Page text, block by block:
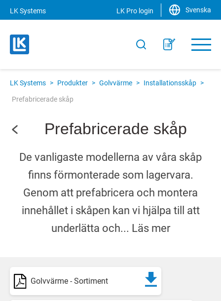
LK Systems LK Pro login Svenska
LK Systems > Produkter > Golvvärme > Installationsskåp >
Prefabricerade skåp
Prefabricerade skåp
De vanligaste modellerna av våra skåp
finns förmonterade som lagervara.
Genom att prefabricera och montera
innehållet i skåpen kan vi hjälpa till att
underlätta och... Läs mer
Golvvärme - Sortiment